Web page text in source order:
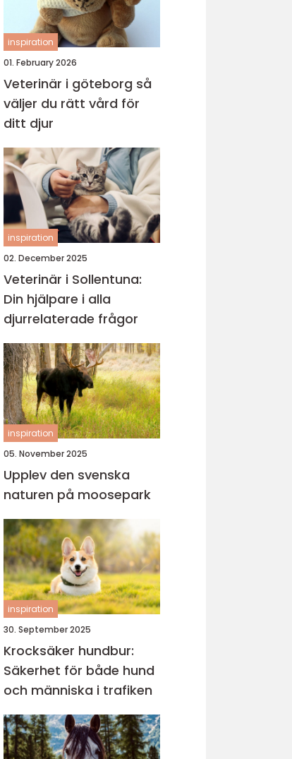
inspiration
01. February 2026
Veterinär i göteborg så
väljer du rätt vård för
ditt djur
inspiration
02. December 2025
Veterinär i Sollentuna:
Din hjälpare i alla
djurrelaterade frågor
inspiration
05. November 2025
Upplev den svenska
naturen på moosepark
inspiration
30. September 2025
Krocksäker hundbur:
Säkerhet för både hund
och människa i trafiken